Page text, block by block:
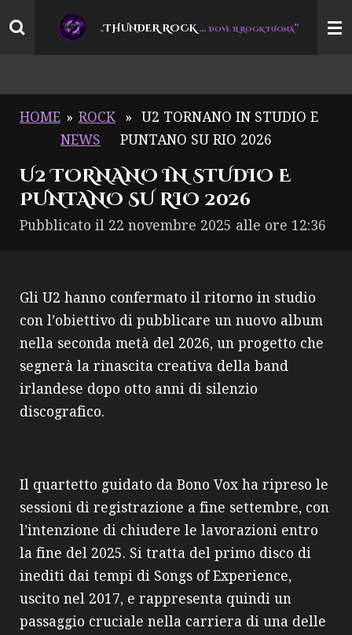
Vai
„THUNDER ROCK… DOVE IL ROCK TUONA“
HOME » ROCK
NEWS
»
U2 TORNANO IN STUDIO E
PUNTANO SU RIO 2026
U2 TORNANO IN STUDIO E
PUNTANO SU RIO 2026
Pubblicato il 22 novembre 2025 alle ore 12:36
Gli U2 hanno confermato il ritorno in studio
con l’obiettivo di pubblicare un nuovo album
nella seconda metà del 2026, un progetto che
segnerà la rinascita creativa della band
irlandese dopo otto anni di silenzio
discografico.
Il quartetto guidato da Bono Vox ha ripreso le
sessioni di registrazione a fine settembre, con
l’intenzione di chiudere le lavorazioni entro
la fine del 2025. Si tratta del primo disco di
inediti dai tempi di Songs of Experience,
uscito nel 2017, e rappresenta quindi un
passaggio cruciale nella carriera di una delle